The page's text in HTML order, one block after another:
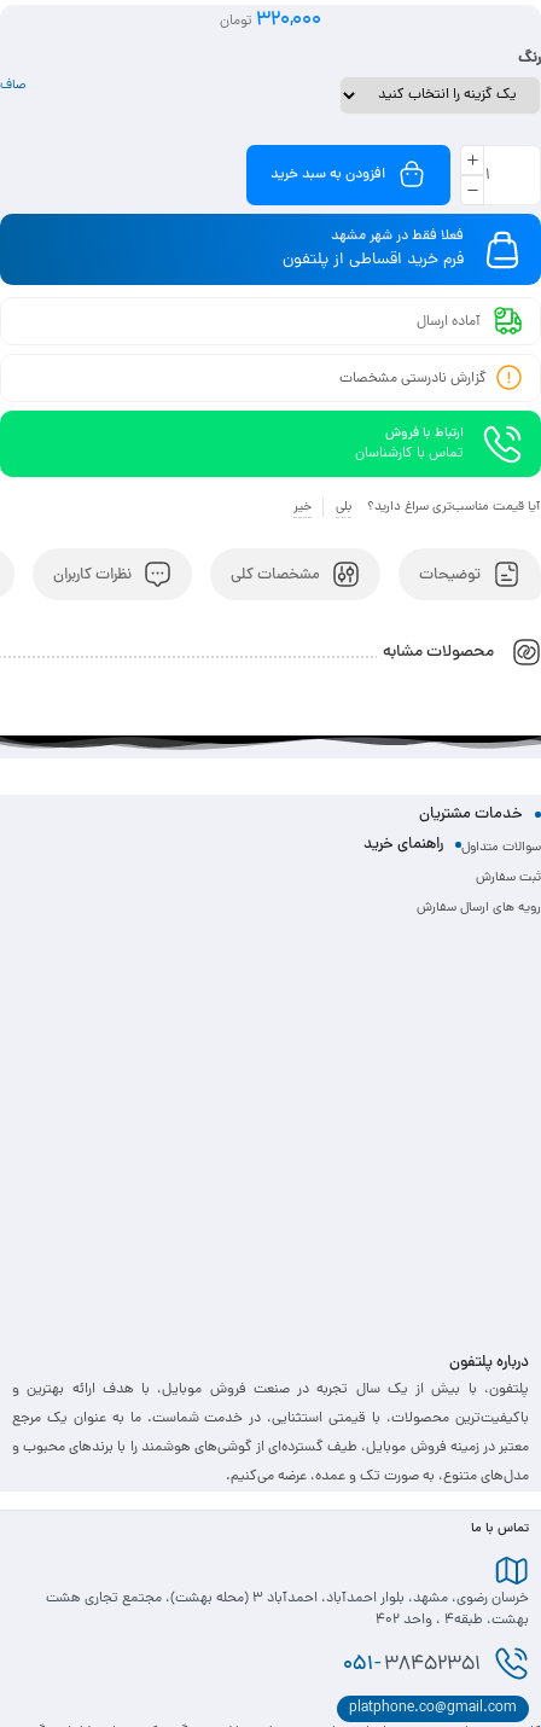
انتقال همزمان داده و شارژ با کیفیت بالا320,000 تومان
رنگ
صاف
افزودن به سبد خرید
فعلا فقط در شهر مشهد
فرم خرید اقساطی از پلتفون
آماده ارسال
گزارش نادرستی مشخصات
ارتباط با فروش
تماس با کارشناسان
آیا قیمت مناسب‌تری سراغ دارید؟ بلی خیر
توضیحات مشخصات کلی نظرات کاربران
محصولات مشابه
خدمات مشتریان
سوالات متداول راهنمای خرید
ثبت سفارش
رویه های ارسال سفارش
درباره پلتفون
پلتفون، با بیش از یک سال تجربه در صنعت فروش موبایل، با هدف ارائه بهترین و
باکیفیت‌ترین محصولات، با قیمتی استثنایی، در خدمت شماست. ما به عنوان یک مرجع
معتبر در زمینه فروش موبایل، طیف گسترده‌ای از گوشی‌های هوشمند را با برندهای محبوب و
مدل‌های متنوع، به صورت تک و عمده، عرضه می‌کنیم.
تماس با ما
خرسان رضوی، مشهد، بلوار احمدآباد، احمدآباد 3 (محله بهشت)، مجتمع تجاری هشت
بهشت، طبقه4 ، واحد 402
051-38452351
platphone.co@gmail.com